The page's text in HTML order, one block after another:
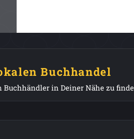
Buchhandel
Buchhändler in Deiner Nähe zu